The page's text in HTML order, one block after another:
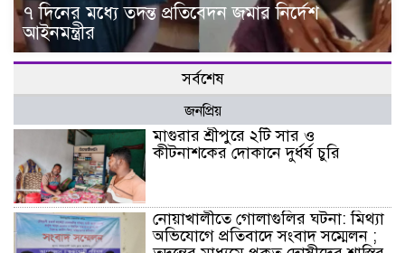
৭ দিনের মধ্যে তদন্ত প্রতিবেদন জমার নির্দেশ
আইনমন্ত্রীর
সর্বশেষ
জনপ্রিয়
মাগুরার শ্রীপুরে ২টি সার ও
কীটনাশকের দোকানে দুর্ধর্ষ চুরি
নোয়াখালীতে গোলাগুলির ঘটনা: মিথ্যা
অভিযোগে প্রতিবাদে সংবাদ সম্মেলন ;